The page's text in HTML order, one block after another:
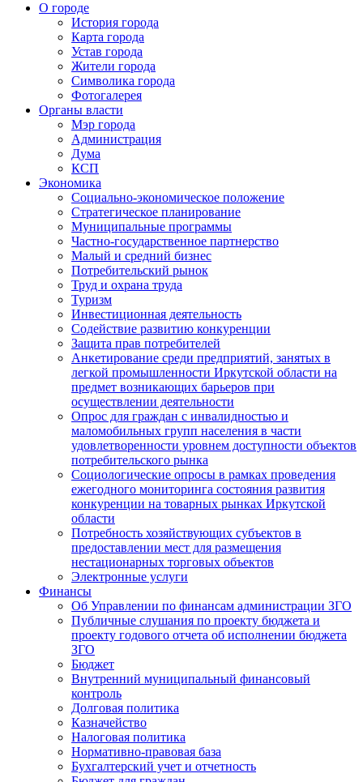
О городе
История города
Карта города
Устав города
Жители города
Символика города
Фотогалерея
Органы власти
Мэр города
Администрация
Дума
КСП
Экономика
Социально-экономическое положение
Стратегическое планирование
Муниципальные программы
Частно-государственное партнерство
Малый и средний бизнес
Потребительский рынок
Труд и охрана труда
Туризм
Инвестиционная деятельность
Содействие развитию конкуренции
Защита прав потребителей
Анкетирование среди предприятий, занятых в
легкой промышленности Иркутской области на
предмет возникающих барьеров при
осуществлении деятельности
Опрос для граждан с инвалидностью и
маломобильных групп населения в части
удовлетворенности уровнем доступности объектов
потребительского рынка
Социологические опросы в рамках проведения
ежегодного мониторинга состояния развития
конкуренции на товарных рынках Иркутской
области
Потребность хозяйствующих субъектов в
предоставлении мест для размещения
нестационарных торговых объектов
Электронные услуги
Финансы
Об Управлении по финансам администрации ЗГО
Публичные слушания по проекту бюджета и
проекту годового отчета об исполнении бюджета
ЗГО
Бюджет
Внутренний муниципальный финансовый
контроль
Долговая политика
Казначейство
Налоговая политика
Нормативно-правовая база
Бухгалтерский учет и отчетность